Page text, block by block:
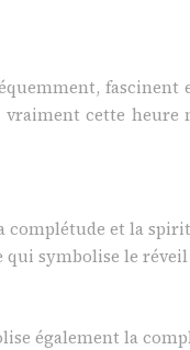
cette
et la
symbolise le
également la